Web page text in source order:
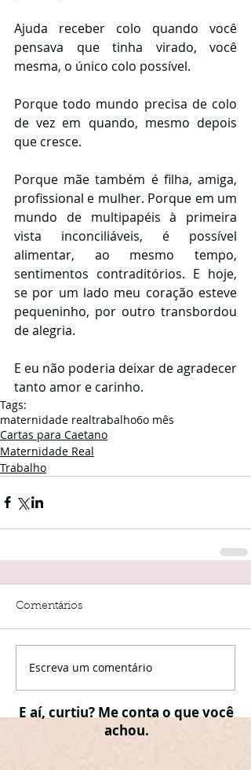
Ajuda receber colo quando você
pensava que tinha virado, você
mesma, o único colo possível.
Porque todo mundo precisa de colo
de vez em quando, mesmo depois
que cresce.
Porque mãe também é filha, amiga,
profissional e mulher. Porque em um
mundo de multipapéis à primeira
vista inconciliáveis, é possível
alimentar, ao mesmo tempo,
sentimentos contraditórios. E hoje,
se por um lado meu coração esteve
pequeninho, por outro transbordou
de alegria.
E eu não poderia deixar de agradecer
tanto amor e carinho.
Tags:
maternidade realtrabalho6o mês
Cartas para Caetano
Maternidade Real
Trabalho
Comentários
Escreva um comentário
E aí, curtiu? Me conta o que você
achou.